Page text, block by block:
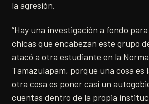
la agresión.
“Hay una investigación a fondo
chicas que encabezan este grupo
atacó a otra estudiante en la
Tamazulapam, porque una cosa es
otra cosa es poner casi un
cuentas dentro de la propia